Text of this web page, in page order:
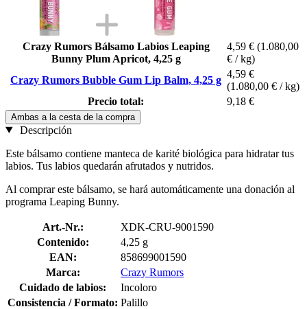
Crazy Rumors Bálsamo Labios Leaping
Bunny Plum Apricot, 4,25 g
4,59 € (1.080,00
€ / kg)
Crazy Rumors Bubble Gum Lip Balm, 4,25 g
4,59 €
(1.080,00 € / kg)
Precio total:
9,18 €
Ambas a la cesta de la compra
Descripción
Este bálsamo contiene manteca de karité biológica para hidratar tus
labios. Tus labios quedarán afrutados y nutridos.
Al comprar este bálsamo, se hará automáticamente una donación al
programa Leaping Bunny.
Art.-Nr.:
XDK-CRU-9001590
Contenido:
4,25 g
EAN:
858699001590
Marca:
Crazy Rumors
Cuidado de labios:
Incoloro
Consistencia / Formato: Palillo